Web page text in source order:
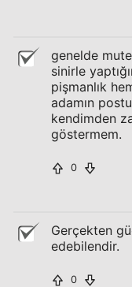
genelde
sinirle
pişmanlık
adamın
kendimden
göstermem.
0
Gerçekten
edebilendir.
0